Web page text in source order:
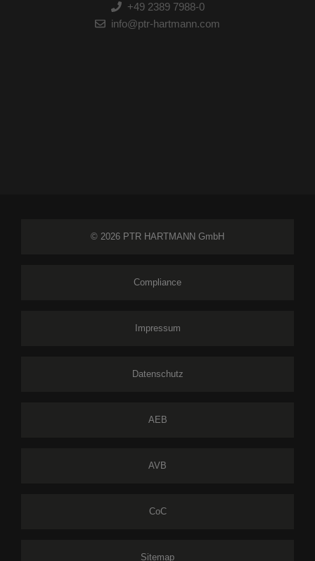
+49 2389 7988-0
info@ptr-hartmann.com
© 2026 PTR HARTMANN GmbH
Compliance
Impressum
Datenschutz
AEB
AVB
CoC
Sitemap